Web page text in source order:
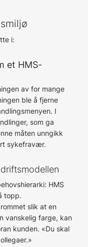
i:
et HMS-
av for mange
ble å fjerne
I
som ga
måten unngikk
sykefravær.
HMS
topp.
slik at en
vanskelig farge, kan
kunden. «Du skal